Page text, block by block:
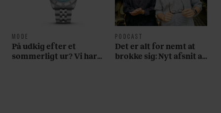
MODE
På udkig efter et
sommerligt ur? Vi har
PODCAST
Det er alt for nemt at
brokke sig: Nyt afsnit af